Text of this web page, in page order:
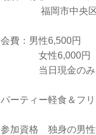
福岡市中央区大
会費：男性6,500円
女性6,000円（
当日現金のみ
パーティー軽食＆フ
参加資格 独身の男性